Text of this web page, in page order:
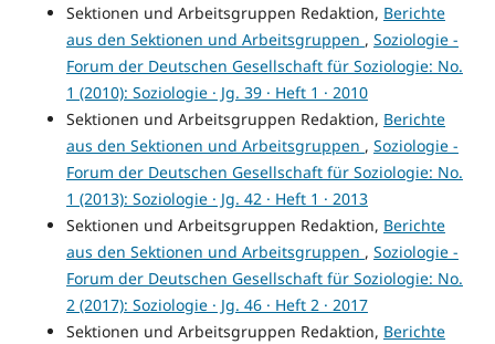
Sektionen und Arbeitsgruppen Redaktion, Berichte
aus den Sektionen und Arbeitsgruppen , Soziologie -
Forum der Deutschen Gesellschaft für Soziologie: No.
1 (2010): Soziologie · Jg. 39 · Heft 1 · 2010
Sektionen und Arbeitsgruppen Redaktion, Berichte
aus den Sektionen und Arbeitsgruppen , Soziologie -
Forum der Deutschen Gesellschaft für Soziologie: No.
1 (2013): Soziologie · Jg. 42 · Heft 1 · 2013
Sektionen und Arbeitsgruppen Redaktion, Berichte
aus den Sektionen und Arbeitsgruppen , Soziologie -
Forum der Deutschen Gesellschaft für Soziologie: No.
2 (2017): Soziologie · Jg. 46 · Heft 2 · 2017
Sektionen und Arbeitsgruppen Redaktion, Berichte